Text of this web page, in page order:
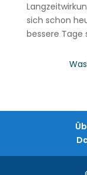
sich schon
bessere Tage